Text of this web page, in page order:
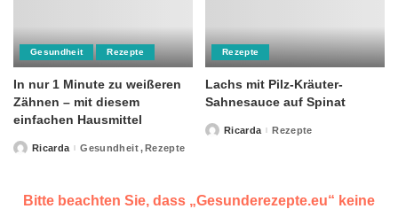
Gesundheit Rezepte
In nur 1 Minute zu weißeren
Zähnen – mit diesem
einfachen Hausmittel
PostedRicarda Gesundheit Rezepte
Rezepte
Lachs mit Pilz-Kräuter-
Sahnesauce auf Spinat
PostedRicarda Rezepte
Bitte beachten Sie, dass „Gesunderezepte.eu“ keine